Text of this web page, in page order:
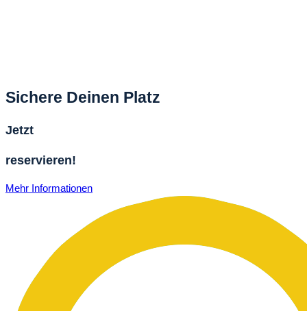
Sichere Deinen Platz
Jetzt
reservieren!
Mehr Informationen